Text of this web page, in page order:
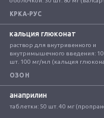
КРКА-РУС
кальция глюконат
раствор для внутривенного и
внутримышечного введения:
шт. 100 мг/мл (кальция
ОЗОН
анаприлин
таблетки: 50 шт. 40 мг